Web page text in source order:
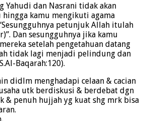
Yahudi dan Nasrani tidak akan
hingga kamu mengikuti agama
petunjuk Allah itulah
Dan sesungguhnya jika kamu
setelah pengetahuan datang
tidak lagi menjadi pelindung dan
Baqarah:120).
didlm menghadapi celaan & cacian
utk berdiskusi & berdebat dgn
& penuh hujjah yg kuat shg mrk bisa